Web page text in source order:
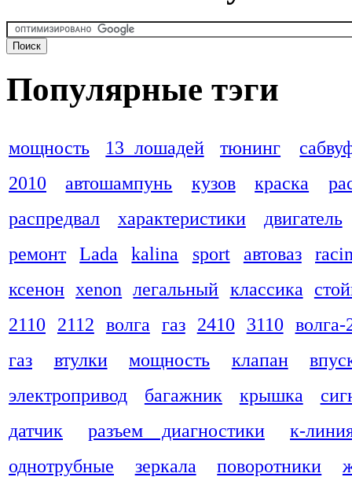
Популярные тэги
мощность 13 лошадей тюнинг
2010
автошампунь кузов краска
распредвал
характеристики
двигатель
ремонт
Lada kalina sport автоваз
ксенон xenon легальный классика
2110
2112 волга газ 2410 3110 волга-
газ
втулки мощность клапан
электропривод
багажник крышка
датчик
разъем диагностики
к-
однотрубные
зеркала поворотники